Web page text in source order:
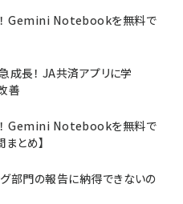
Gemini Notebookを無料で
成長！ JA共済アプリに学
善
Gemini Notebookを無料で
とめ】
部門の報告に納得できないの